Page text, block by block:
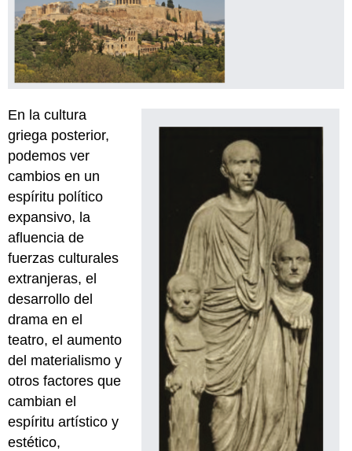
En la cultura
griega posterior,
podemos ver
cambios en un
espíritu político
expansivo, la
afluencia de
fuerzas culturales
extranjeras, el
desarrollo del
drama en el
teatro, el aumento
del materialismo y
otros factores que
cambian el
espíritu artístico y
estético,